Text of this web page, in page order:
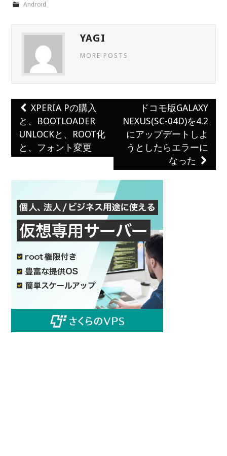
Android
YAGI
MORE POSTS
Post navigation
XPERIA Pの購入
と、BOOTLOADER
UNLOCKと、ROOT化
と、フォント変更
ドコモ版GALAXY
NEXUS(SC-04D)を4.2
にアップデートしよ
うとしたらエラーに
なった